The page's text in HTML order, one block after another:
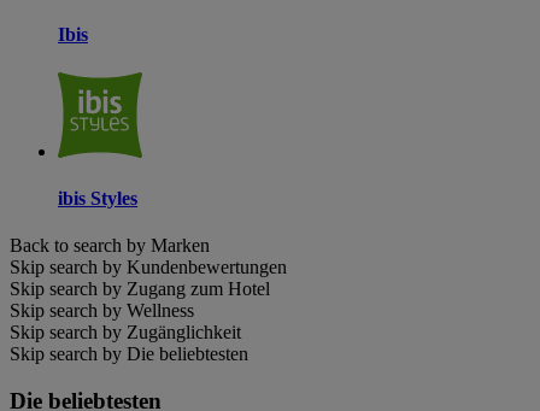
Ibis
ibis Styles
Back to search by Marken
Skip search by Kundenbewertungen
Skip search by Zugang zum Hotel
Skip search by Wellness
Skip search by Zugänglichkeit
Skip search by Die beliebtesten
Die beliebtesten